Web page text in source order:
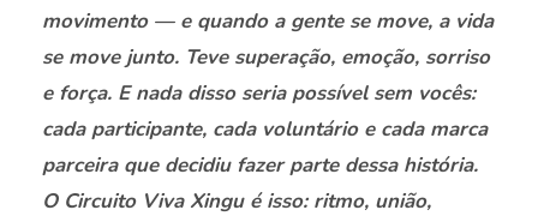
movimento — e quando a gente se move, a vida
se move junto. Teve superação, emoção, sorriso
e força. E nada disso seria possível sem vocês:
cada participante, cada voluntário e cada marca
parceira que decidiu fazer parte dessa história.
O Circuito Viva Xingu é isso: ritmo, união,